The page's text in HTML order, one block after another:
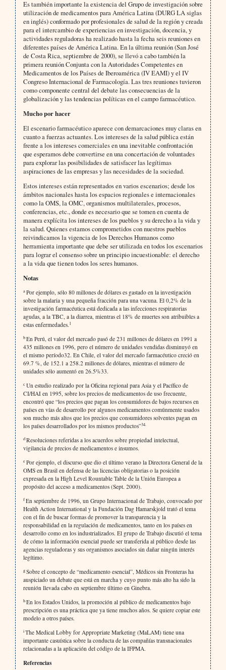
Es también importante la existencia del Grupo de investigación sobre
utilización de medicamentos para América Latina (DURG LA siglas
en inglés) conformado por profesionales de salud de la región y creada
para el intercambio de experiencias en investigación, docencia, y
actividades reguladoras ha realizado hasta la fecha seis reuniones en
diferentes países de América Latina. En la última reunión (San José
de Costa Rica, septiembre de 2000), se llevó a cabo también la
primera reunión Conjunta con la Autoridades Competentes en
Medicamentos de los Países de Iberoamérica (IV EAMI) y el IV
Congreso Internacional de Farmacología. Las tres reuniones tuvieron
como componente central del debate las consecuencias de la
globalización y las tendencias políticas en el campo farmacéutico.
Mucho por hacer
El escenario farmacéutico aparece con demarcaciones muy claras en
cuanto a fuerzas actuantes. Los intereses de la salud pública están
frente a los intereses comerciales en una inevitable confrontación
que esperamos debe convertirse en una concertación de voluntades
para explorar las posibilidades de satisfacer las legítimas
aspiraciones de las empresas y las necesidades de la sociedad.
Estos intereses están representados en varios escenarios; desde los
ámbitos nacionales hasta los espacios regionales e internacionales
como la OMS, la OMC, organismos multilaterales, procesos,
conferencias, etc., donde es necesario que se tomen en cuenta de
manera explícita los intereses de los pueblos y su derecho a la vida y
la salud. Quienes estamos comprometidos con nuestros pueblos
reivindicamos la vigencia de los Derechos Humanos como
herramienta importante que debe ser utilizada en todos los escenarios
para lograr el consenso sobre un principio incuestionable: el derecho
a la vida que tienen todos los seres humanos.
Notas
aPor ejemplo, sólo 80 millones de dólares es gastado en la investigación
sobre la malaria y una pequeña fracción para una vacuna. El 0,2% de la
investigación farmacéutica está dedicada a las infecciones respiratorias
agudas, a la TBC, a la diarrea, mientras el 18% de muertes son atribuibles a
estas enfermedades.1
bEn Perú, el valor del mercado pasó de 231 millones de dólares en 1991 a
435 millones en 1996, pero el número de unidades vendidas disminuyó en
el mismo período32. En Chile, el valor del mercado farmacéutico creció en
69.7 %, de 152.1 a 258.2 millones de dólares, mientras el número de
unidades sólo aumentó en 26.5%33.
cUn estudio realizado por la Oficina regional para Asia y el Pacífico de
CI/HAI en 1995, sobre los precios de medicamentos de uso frecuente,
encontró que “los precios que pagan los consumidores de bajos recursos en
países en vías de desarrollo por algunos medicamentos comúnmente usados
son mucho más altos que los precios que consumidores solventes pagan en
los países desarrollados por los mismos productos”34.
dResoluciones referidas a los acuerdos sobre propiedad intelectual,
vigilancia de precios de medicamentos e insumos.
ePor ejemplo, el discurso que dio el último verano la Directora General de la
OMS en Brasil en defensa de las licencias obligatorias o la posición
expresada en la High Level Rountable Table de la Unión Europea a
propósito del acceso a medicamentos (Sept. 2000).
fEn septiembre de 1996, un Grupo Internacional de Trabajo, convocado por
Health Action International y la Fundación Dag Hamarskjold trató el tema
con el fin de buscar formas de promover la transparencia y la
responsabilidad en la regulación de medicamentos, tanto en los países en
desarrollo como en los industrializados. El grupo de Trabajo discutió el tema
de cómo la información esencial puede ser transferida al público desde las
agencias reguladoras y sus organismos asociados sin dañar ningún interés
legítimo.
gSobre el concepto de “medicamento esencial”, Médicos sin Fronteras ha
auspiciado un debate que está en marcha y cuyo punto más alto ha sido la
reunión llevada cabo en septiembre último en Ginebra.
hEn los Estados Unidos, la promoción al público de medicamentos bajo
prescripción es una práctica que ya tiene muchos años. Se quiere copiar este
modelo a otros países.
iThe Medical Lobby for Appropriate Marketing (MaLAM) tiene una
importante casuística sobre la conducta de las compañías transnacionales
relacionadas a la aplicación del código de la IFPMA.
Referencias